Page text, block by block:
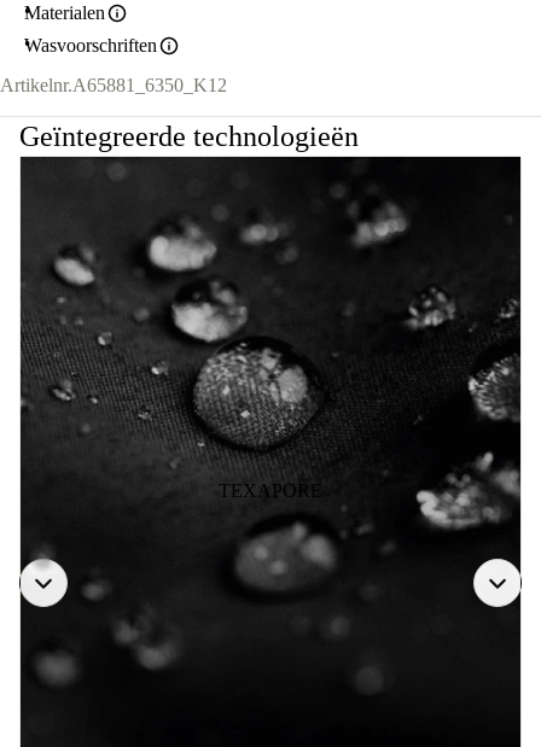
Materialen
Wasvoorschriften
Artikelnr.A65881_6350_K12
Geïntegreerde technologieën
TEXAPORE